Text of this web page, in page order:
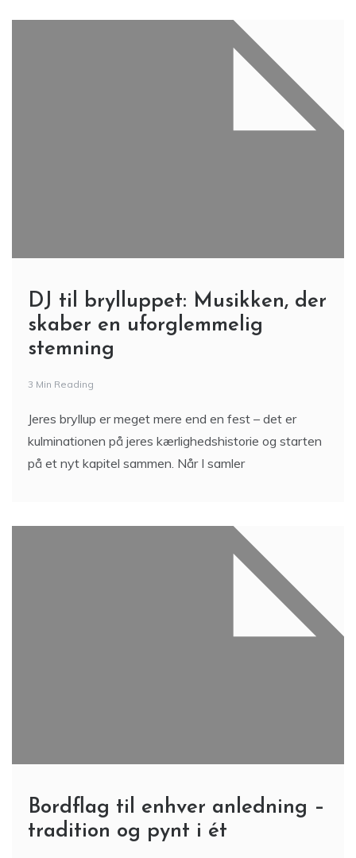
DJ til brylluppet: Musikken, der
skaber en uforglemmelig
stemning
3 Min Reading
Jeres bryllup er meget mere end en fest – det er
kulminationen på jeres kærlighedshistorie og starten
på et nyt kapitel sammen. Når I samler
Bordflag til enhver anledning –
tradition og pynt i ét